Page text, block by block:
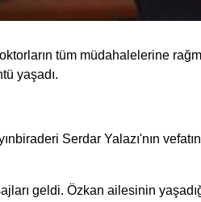
tüm müdahalelerine
yaşadı.
Serdar Yalazı'nın
geldi. Özkan ailesinin